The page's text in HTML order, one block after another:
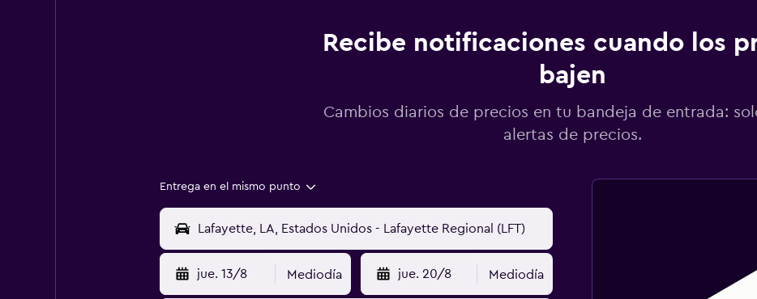
Recibe notificaciones cuando los
bajen
Cambios diarios de precios en tu bandeja de entrada:
alertas de precios.
Entrega en el mismo punto
jue. 13/8 Mediodía jue. 20/8 Mediodía